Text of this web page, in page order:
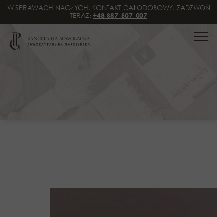
W SPRAWACH NAGŁYCH, KONTAKT CAŁODOBOWY. ZADZWOŃ
TERAZ: +48 887-807-007